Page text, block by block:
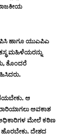
ಹಾಗೂ ಯುಎಪಿಎ
ಮಹಿಳೆಯರನ್ನು
ತೊಂದರೆ
ಆ
ಅವಕಾಶ
ಅಧಿಕಾರಿಗಳ ಮೇಲೆ ಕಠಿಣ
ಹೊರಬೇಕು. ದೇಶದ